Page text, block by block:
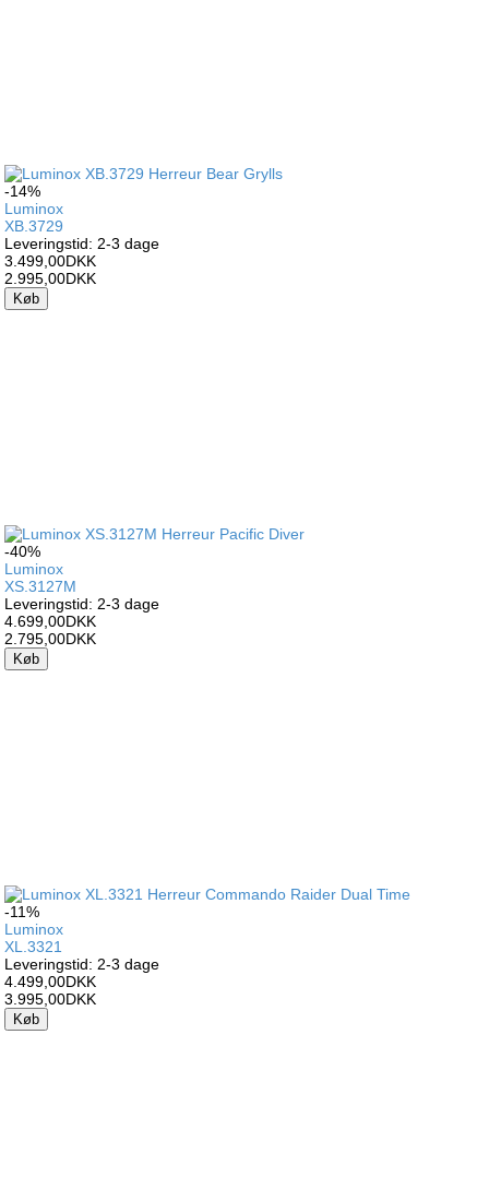
-14%
Luminox
XB.3729
Leveringstid: 2-3 dage
3.499,00DKK
2.995,00DKK
Køb
-40%
Luminox
XS.3127M
Leveringstid: 2-3 dage
4.699,00DKK
2.795,00DKK
Køb
-11%
Luminox
XL.3321
Leveringstid: 2-3 dage
4.499,00DKK
3.995,00DKK
Køb